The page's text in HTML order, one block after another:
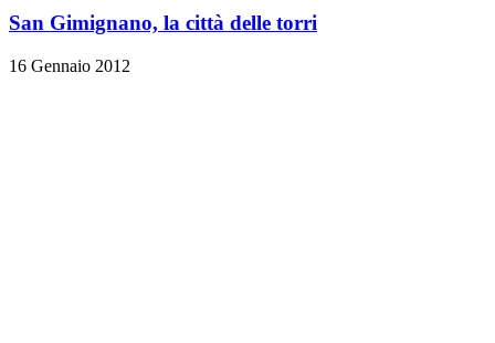
San Gimignano, la città delle torri
16 Gennaio 2012